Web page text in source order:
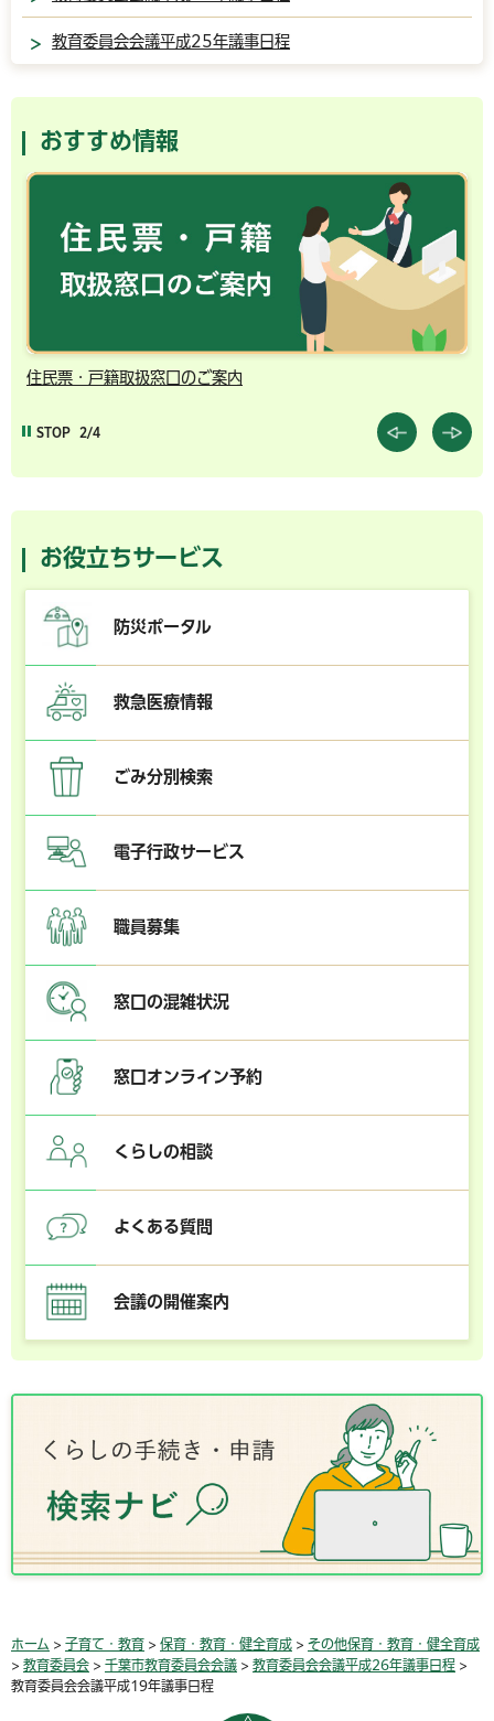
教育委員会会議平成25年議事日程
おすすめ情報
住民票・戸籍取扱窓口のご案内
STOP 2/4
お役立ちサービス
防災ポータル
救急医療情報
ごみ分別検索
電子行政サービス
職員募集
窓口の混雑状況
窓口オンライン予約
くらしの相談
よくある質問
会議の開催案内
ホーム > 子育て・教育 > 保育・教育・健全育成 > その他保育・教育・健全育成
> 教育委員会 > 千葉市教育委員会会議 > 教育委員会会議平成26年議事日程 >
教育委員会会議平成19年議事日程